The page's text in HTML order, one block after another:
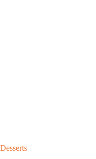
Desserts